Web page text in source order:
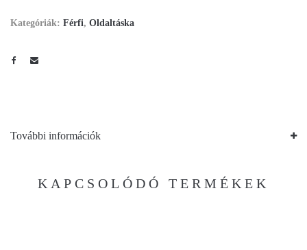
Kategóriák: Férfi, Oldaltáska
További információk
KAPCSOLÓDÓ TERMÉKEK